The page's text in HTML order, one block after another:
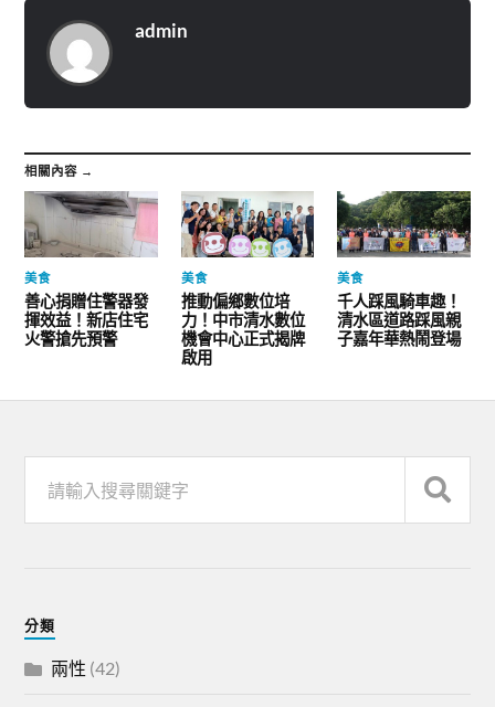
admin
相關內容 →
美食
善心捐贈住警器發
揮效益！新店住宅
火警搶先預警
美食
推動偏鄉數位培
力！中市清水數位
機會中心正式揭牌
啟用
美食
千人踩風騎車趣！
清水區道路踩風親
子嘉年華熱鬧登場
分類
兩性 (42)